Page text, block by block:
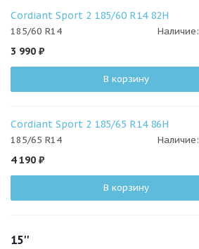
Cordiant Sport 2 185/60 R14 82H
185/60 R14 Наличие:
3 990 ₽
В корзину
Cordiant Sport 2 185/65 R14 86H
185/65 R14 Наличие:
4 190 ₽
В корзину
15''